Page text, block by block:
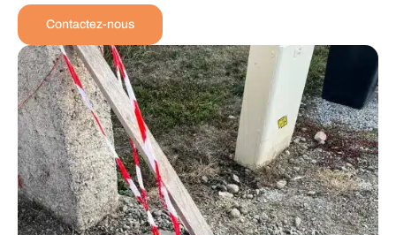
Contactez-nous